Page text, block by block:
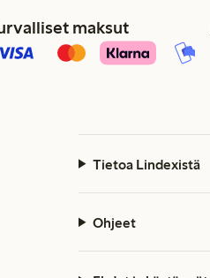
maksut
Tietoa Lindexistä
Ohjeet